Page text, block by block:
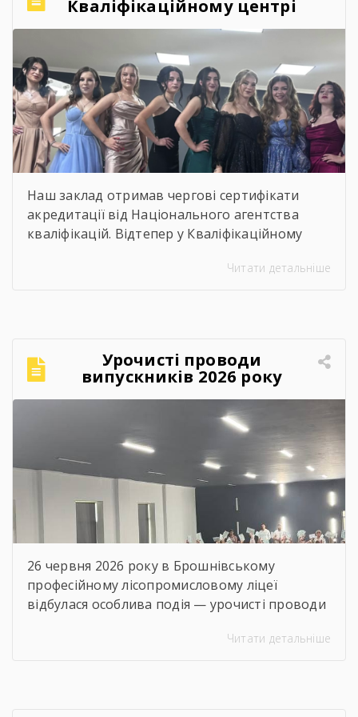
Кваліфікаційному центрі
Брошнівського професійного
лісопромислового ліцею!
Наш заклад отримав чергові сертифікати
акредитації від Національного агентства
кваліфікацій. Відтепер у Кваліфікаційному
професійні кваліфікації, що відповідають
можуть пройти оцінювання та отримати
державне визнання своєї кваліфікації без
Читати детальніше
Урочисті проводи
випускників 2026 року
26 червня 2026 року в Брошнівському
професійному лісопромисловому ліцеї
відбулася особлива подія — урочисті проводи
історії ліцею завершилася, а для нашихЧитати детальніше